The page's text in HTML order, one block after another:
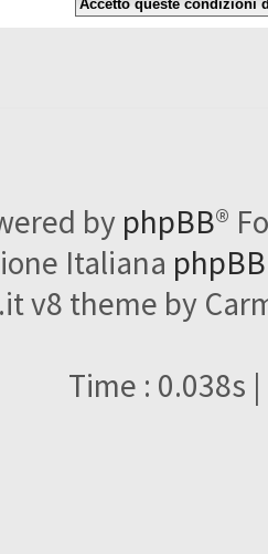
by phpBB®
Italiana
v8 theme by
Time : 0.038s